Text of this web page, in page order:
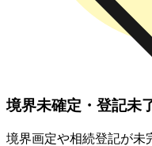
境界未確定・登記未
境界画定や相続登記が未